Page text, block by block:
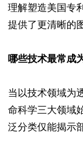
理解塑造美国专
提供了更清晰的
哪些技术最常成
当以技术领域为
命科学三大领域
泛分类仅能揭示